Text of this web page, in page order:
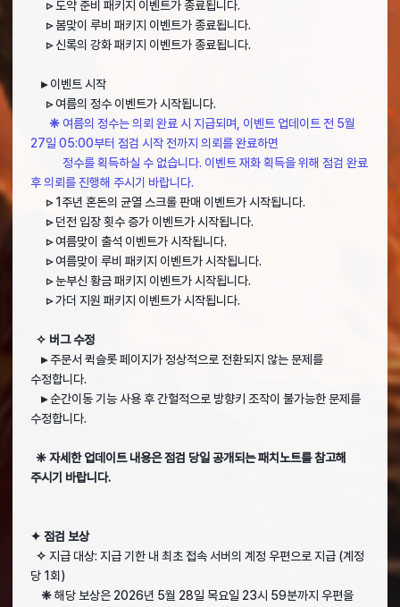
▹도약 준비 패키지 이벤트가 종료됩니다.
▹봄맞이 루비 패키지 이벤트가 종료됩니다.
▹신록의 강화 패키지 이벤트가 종료됩니다.
▸이벤트 시작
▹여름의 정수 이벤트가 시작됩니다.
❈ 여름의 정수는 의뢰 완료 시 지급되며, 이벤트 업데이트 전 5월
27일 05:00부터 점검 시작 전까지 의뢰를 완료하면
정수를 획득하실 수 없습니다. 이벤트 재화 획득을 위해 점검 완료
후 의뢰를 진행해 주시기 바랍니다.
▹1주년 혼돈의 균열 스크롤 판매 이벤트가 시작됩니다.
▹던전 입장 횟수 증가 이벤트가 시작됩니다.
▹여름맞이 출석 이벤트가 시작됩니다.
▹여름맞이 루비 패키지 이벤트가 시작됩니다.
▹눈부신 황금 패키지 이벤트가 시작됩니다.
▹가더 지원 패키지 이벤트가 시작됩니다.
✧ 버그 수정
▸주문서 퀵슬롯 페이지가 정상적으로 전환되지 않는 문제를
수정합니다.
▸순간이동 기능 사용 후 간헐적으로 방향키 조작이 불가능한 문제를
수정합니다.
❈ 자세한 업데이트 내용은 점검 당일 공개되는 패치노트를 참고해
주시기 바랍니다.
✦ 점검 보상
✧ 지급 대상: 지급 기한 내 최초 접속 서버의 계정 우편으로 지급 (계정
당 1회)
❈해당 보상은 2026년 5월 28일 목요일 23시 59분까지 우편을